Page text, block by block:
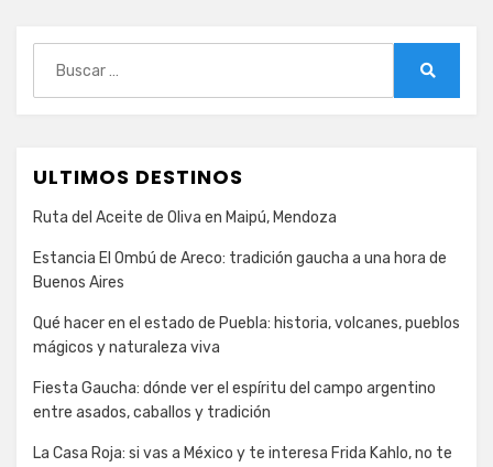
ULTIMOS DESTINOS
Ruta del Aceite de Oliva en Maipú, Mendoza
Estancia El Ombú de Areco: tradición gaucha a una hora de
Buenos Aires
Qué hacer en el estado de Puebla: historia, volcanes, pueblos
mágicos y naturaleza viva
Fiesta Gaucha: dónde ver el espíritu del campo argentino
entre asados, caballos y tradición
La Casa Roja: si vas a México y te interesa Frida Kahlo, no te